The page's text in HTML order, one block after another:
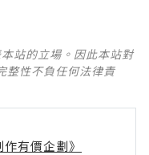
站的立場。因此本站對
整性不負任何法律責
有價企劃》